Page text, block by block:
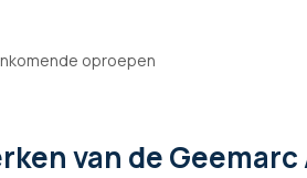
oproepen
van de